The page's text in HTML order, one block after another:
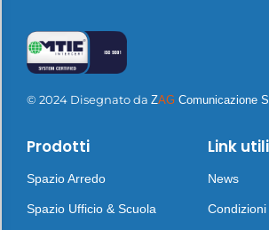
© 2024 Disegnato da ZAG Comunicazione
Prodotti
Spazio Arredo
Spazio Ufficio & Scuola
Link utili
News